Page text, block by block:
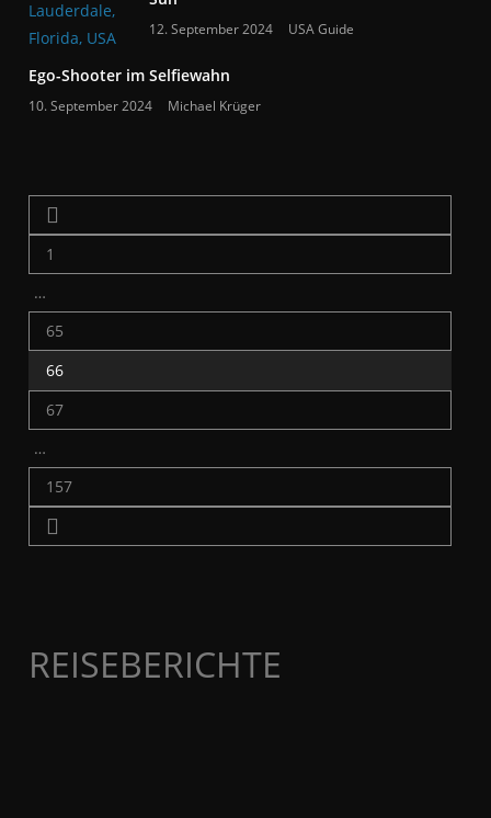
12. September 2024 USA Guide
Ego-Shooter im Selfiewahn
10. September 2024 Michael Krüger
1
…
65
66
67
…
157
REISEBERICHTE